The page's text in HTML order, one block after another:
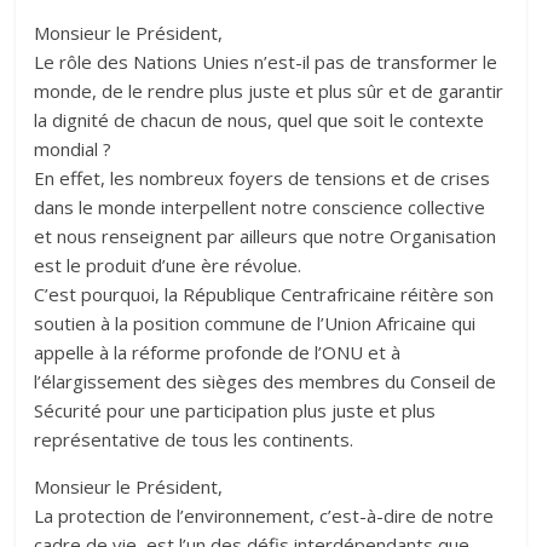
Monsieur le Président,
Le rôle des Nations Unies n’est-il pas de transformer le
monde, de le rendre plus juste et plus sûr et de garantir
la dignité de chacun de nous, quel que soit le contexte
mondial ?
En effet, les nombreux foyers de tensions et de crises
dans le monde interpellent notre conscience collective
et nous renseignent par ailleurs que notre Organisation
est le produit d’une ère révolue.
C’est pourquoi, la République Centrafricaine réitère son
soutien à la position commune de l’Union Africaine qui
appelle à la réforme profonde de l’ONU et à
l’élargissement des sièges des membres du Conseil de
Sécurité pour une participation plus juste et plus
représentative de tous les continents.
Monsieur le Président,
La protection de l’environnement, c’est-à-dire de notre